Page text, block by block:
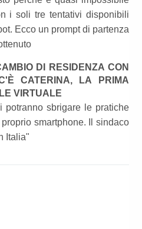
i soli tre tentativi disponibili
Ecco un prompt di partenza
DI RESIDENZA CON
CATERINA, LA PRIMA
VIRTUALE
potranno sbrigare le pratiche
smartphone. Il sindaco
Italia"